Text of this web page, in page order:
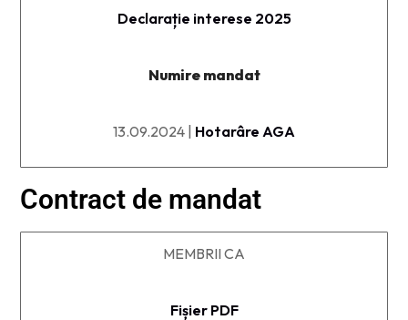
Declarație interese 2025
Numire mandat
13.09.2024 | Hotarâre AGA
Contract de mandat
MEMBRII CA​
Fișier PDF